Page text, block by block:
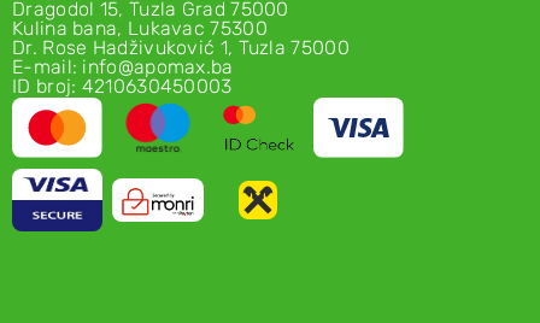
Dragodol 15, Tuzla Grad 75000
Kulina bana, Lukavac 75300
Dr. Rose Hadživuković 1, Tuzla 75000
E-mail: info@apomax.ba
ID broj: 4210630450003